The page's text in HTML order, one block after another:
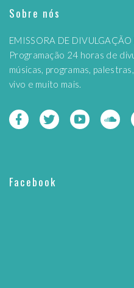
Sobre nós
EMISSORA DE
Programação 24 horas de
músicas, programas,
vivo e muito mais.
Facebook